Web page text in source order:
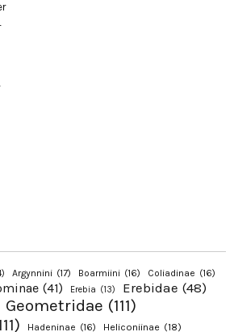
Argynnini (17) Boarmiini (16) Coliadinae (16)
(41) Erebia (13) Erebidae (48)
Geometridae (111)
Hadeninae (16) Heliconiinae (18)